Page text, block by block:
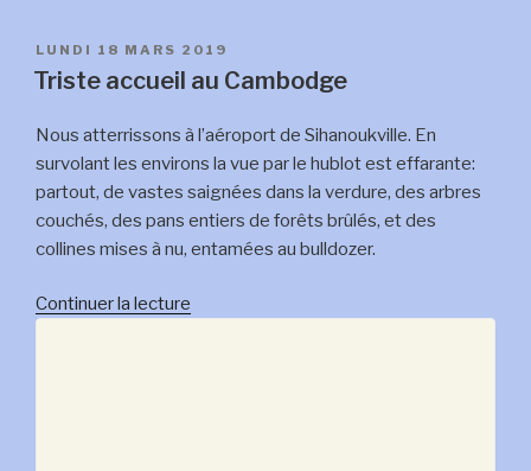
PUBLIÉ
LE
LUNDI 18 MARS 2019
Triste accueil au Cambodge
Nous atterrissons à l’aéroport de Sihanoukville. En
survolant les environs la vue par le hublot est effarante:
partout, de vastes saignées dans la verdure, des arbres
couchés, des pans entiers de forêts brûlés, et des
collines mises à nu, entamées au bulldozer.
Continuer la lecture